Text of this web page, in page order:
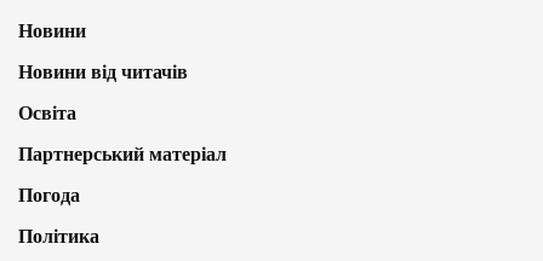
Новини
Новини від читачів
Освіта
Партнерський матеріал
Погода
Політика